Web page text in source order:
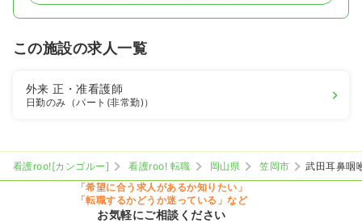
この施設の求人一覧
外来正・准看護師
日勤のみ（パート(非常勤)）
看護roo![カンゴルー] 看護roo! 転職 岡山県 笠岡市
武田耳鼻咽
「希望に合う求人があるか知りたい」
「転職するかどうか迷っている」など
お気軽にご相談ください